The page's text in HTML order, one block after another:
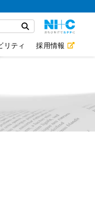
リティ 採用情報